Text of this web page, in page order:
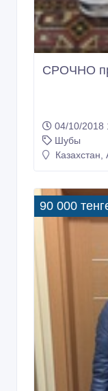
СРОЧНО
04/10/2018
Шубы
Казахстан,
90 000